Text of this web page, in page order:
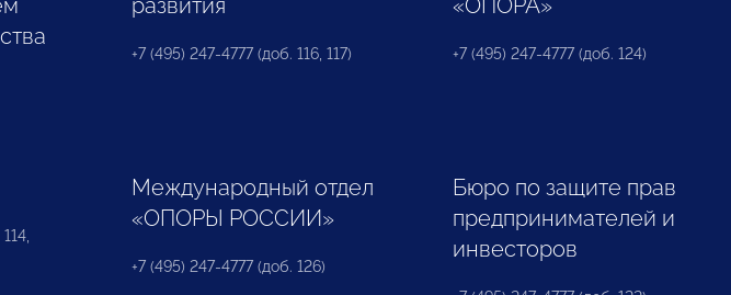
развития
+7 (495) 247-4777 (доб. 116, 117)
«ОПОРА»
+7 (495) 247-4777 (доб. 124)
Международный отдел
«ОПОРЫ РОССИИ»
+7 (495) 247-4777 (доб. 126)
Бюро по защите прав
предпринимателей и
инвесторов